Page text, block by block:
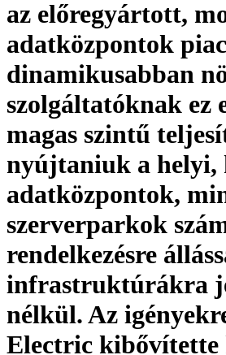
az előregyártott,
adatközpontok
dinamikusabban
szolgáltatóknak ez
magas szintű
nyújtaniuk a helyi,
adatközpontok,
szerverparkok
rendelkezésre
infrastruktúrákra
nélkül. Az
Electric